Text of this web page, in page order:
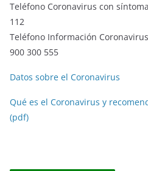
Teléfono Coronavirus con
112
Teléfono Información Coronavirus
900 300 555
Datos sobre el Coronavirus
Qué es el Coronavirus y
(pdf)